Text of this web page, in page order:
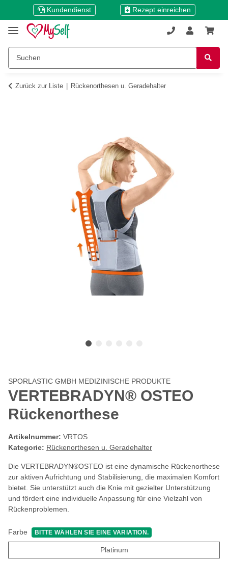
Kundendienst Rezept einreichen
Zurück zur Liste Rückenorthesen u. Geradehalter
SPORLASTIC GMBH MEDIZINISCHE PRODUKTE
VERTEBRADYN® OSTEO
Rückenorthese
Artikelnummer: VRTOS
Kategorie: Rückenorthesen u. Geradehalter
Die VERTEBRADYN®OSTEO ist eine dynamische Rückenorthese
zur aktiven Aufrichtung und Stabilisierung, die maximalen Komfort
bietet. Sie unterstützt auch die Knie mit gezielter Unterstützung
und fördert eine individuelle Anpassung für eine Vielzahl von
Rückenproblemen.
Farbe BITTE WÄHLEN SIE EINE VARIATION.
PlatinumPlatinum